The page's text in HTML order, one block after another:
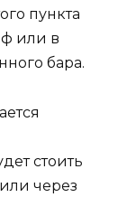
пункта
или в
бара.
стоить
через